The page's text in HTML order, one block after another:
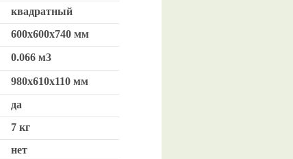
квадратный
600х600х740 мм
0.066 м3
980х610х110 мм
да
7 кг
нет